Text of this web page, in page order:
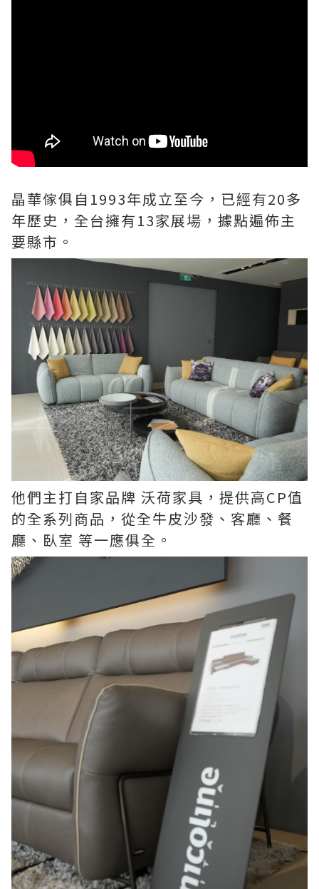
晶華傢俱自1993年成立至今，已經有20多
年歷史，全台擁有13家展場，據點遍佈主
要縣市。
他們主打自家品牌 沃荷家具，提供高CP值
的全系列商品，從全牛皮沙發、客廳、餐
廳、臥室 等一應俱全。